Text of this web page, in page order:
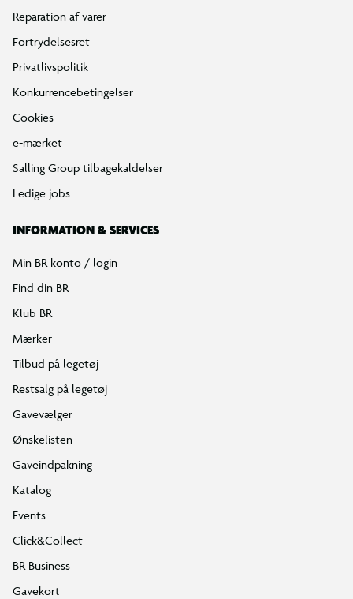
Reparation af varer
Fortrydelsesret
Privatlivspolitik
Konkurrencebetingelser
Cookies
e-mærket
Salling Group tilbagekaldelser
Ledige jobs
INFORMATION & SERVICES
Min BR konto / login
Find din BR
Klub BR
Mærker
Tilbud på legetøj
Restsalg på legetøj
Gavevælger
Ønskelisten
Gaveindpakning
Katalog
Events
Click&Collect
BR Business
Gavekort